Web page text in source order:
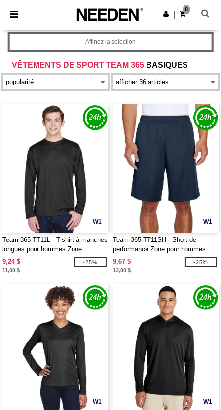
× Appli Needen
Meilleurs prix sur l’app !
Obtenir l'appli
0
VÊTEMENTS DE SPORT TEAM 365 BASIQUES
Affinez la selection
W1
Team 365 TT11L - T-shirt à manches
longues pour hommes Zone
Performance
9,24 $
11,00 $
-25%
W1
Team 365 TT11SH - Short de
performance Zone pour hommes
9,67 $
12,00 $
-25%
W1 W1